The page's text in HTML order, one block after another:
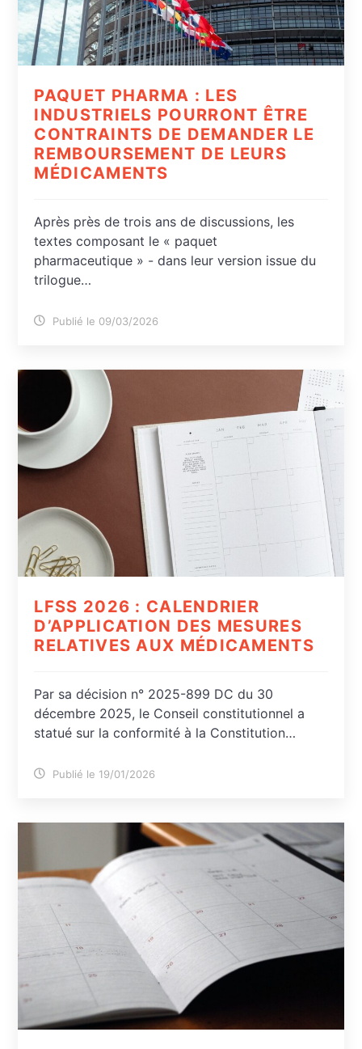
PAQUET PHARMA : LES
INDUSTRIELS POURRONT ÊTRE
CONTRAINTS DE DEMANDER LE
REMBOURSEMENT DE LEURS
MÉDICAMENTS
Après près de trois ans de discussions, les
textes composant le « paquet
pharmaceutique » - dans leur version issue du
trilogue…
Publié le 09/03/2026
LFSS 2026 : CALENDRIER
D’APPLICATION DES MESURES
RELATIVES AUX MÉDICAMENTS
Par sa décision n° 2025-899 DC du 30
décembre 2025, le Conseil constitutionnel a
statué sur la conformité à la Constitution…
Publié le 19/01/2026